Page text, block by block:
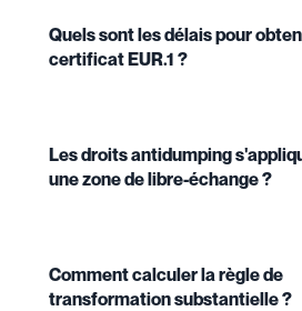
Quels sont les délais pour
certificat EUR.1 ?
Les droits antidumping
une zone de libre-échange ?
Comment calculer la règle de
transformation substantielle ?